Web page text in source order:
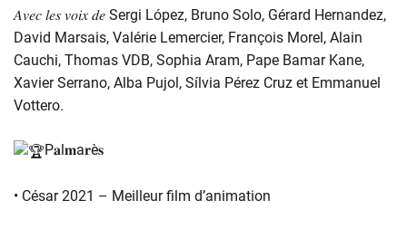
𝐴𝑣𝑒𝑐 𝑙𝑒𝑠 𝑣𝑜𝑖𝑥 𝑑𝑒 Sergi López, Bruno Solo, Gérard Hernandez,
David Marsais, Valérie Lemercier, François Morel, Alain
Cauchi, Thomas VDB, Sophia Aram, Pape Bamar Kane,
Xavier Serrano, Alba Pujol, Sílvia Pérez Cruz et Emmanuel
Vottero.
P𝐚l𝐦a𝐫è𝐬
• César 2021 – Meilleur film d’animation